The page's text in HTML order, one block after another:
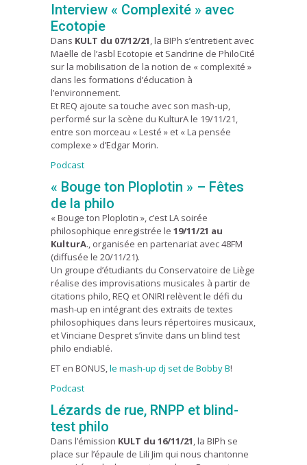
Interview « Complexité » avec
Ecotopie
Dans KULT du 07/12/21 , la BIPh s’entretient avec
Maëlle de l’asbl Ecotopie et Sandrine de PhiloCité
sur la mobilisation de la notion de « complexité »
dans les formations d’éducation à
l’environnement.
Et REQ ajoute sa touche avec son mash-up,
performé sur la scène du KulturA le 19/11/21,
entre son morceau « Lesté » et « La pensée
complexe » d’Edgar Morin.
Podcast
« Bouge ton Ploplotin » – Fêtes
de la philo
« Bouge ton Ploplotin », c’est LA soirée
philosophique enregistrée le 19/11/21 au
KulturA., organisée en partenariat avec 48FM
(diffusée le 20/11/21).
Un groupe d’étudiants du Conservatoire de Liège
réalise des improvisations musicales à partir de
citations philo, REQ et ONIRI relèvent le défi du
mash-up en intégrant des extraits de textes
philosophiques dans leurs répertoires musicaux,
et Vinciane Despret s’invite dans un blind test
philo endiablé.
ET en BONUS, le mash-up dj set de Bobby B!
Podcast
Lézards de rue, RNPP et blind-
test philo
Dans l’émission KULT du 16/11/21 , la BIPh se
place sur l’épaule de Lili Jim qui nous chantonne